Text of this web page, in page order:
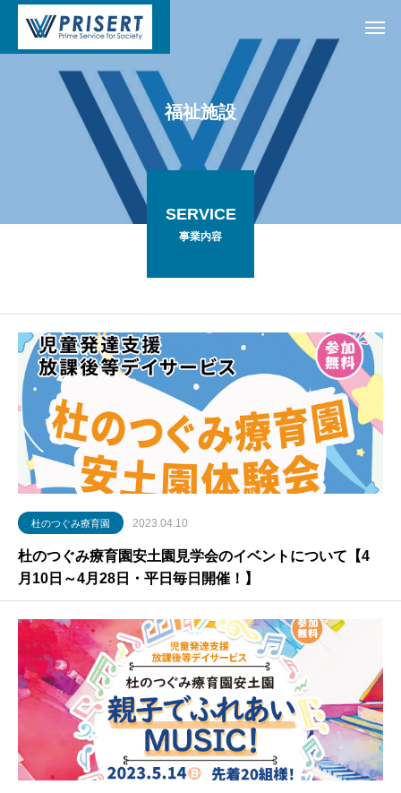
福祉施設
SERVICE
事業内容
杜のつぐみ療育園 2023.04.10
杜のつぐみ療育園安土園見学会のイベントについて【4
月10日～4月28日・平日毎日開催！】